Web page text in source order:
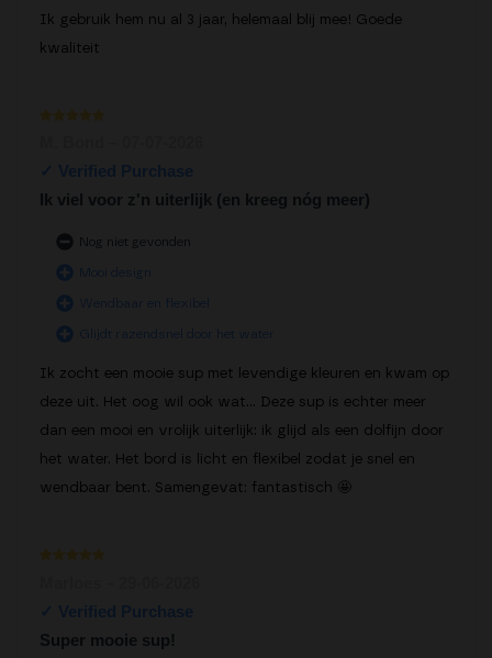
Ik gebruik hem nu al 3 jaar, helemaal blij mee! Goede
kwaliteit
Ik viel voor z'n uiterlijk (en kreeg nóg meer)
Nog niet gevonden
Ik zocht een mooie sup met levendige kleuren en kwam op
deze uit. Het oog wil ook wat... Deze sup is echter meer
dan een mooi en vrolijk uiterlijk: ik glijd als een dolfijn door
het water. Het bord is licht en flexibel zodat je snel en
wendbaar bent. Samengevat: fantastisch 🤩
Super mooie sup!